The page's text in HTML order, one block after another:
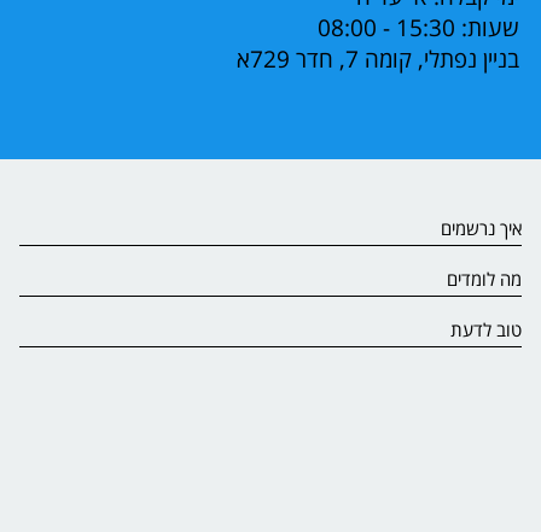
שעות: 15:30 - 08:00
בניין נפתלי, קומה 7, חדר 729א
איך נרשמים
מה לומדים
טוב לדעת